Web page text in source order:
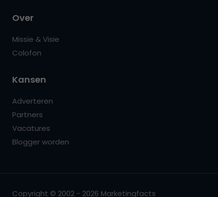
Over
Missie & Visie
Colofon
Kansen
Adverteren
Partners
Vacatures
Blogger worden
Copyright © 2002 - 2026 Marketingfacts